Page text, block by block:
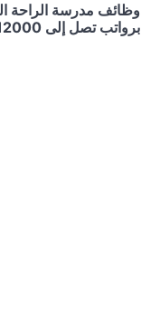
وظائف مدرسة الراحة
برواتب تصل إلى 12000 درهم قدم الآن